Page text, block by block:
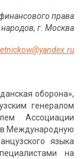
права
г. Москва
оборона»,
генералом
Ассоциации
в Международную
языка
на